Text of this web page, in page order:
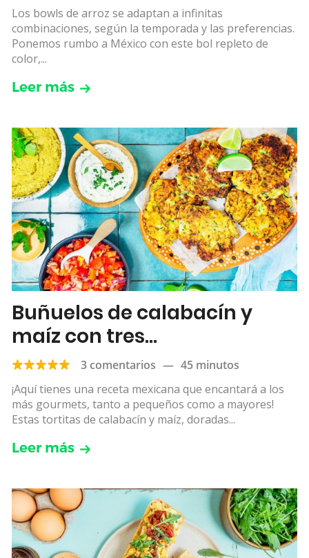
Los bowls de arroz se adaptan a infinitas
combinaciones, según la temporada y las preferencias.
Ponemos rumbo a México con este bol repleto de
color,...
Leer más
Buñuelos de calabacín y
maíz con tres
acompañamientos
3 comentarios — 45 minutos
¡Aquí tienes una receta mexicana que encantará a los
más gourmets, tanto a pequeños como a mayores!
Estas tortitas de calabacín y maíz, doradas...
Leer más